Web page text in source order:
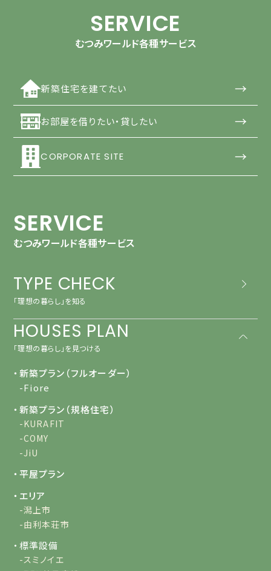
SERVICE
むつみワールド各種サービス
新築住宅を建てたい →
お部屋を借りたい・貸したい →
CORPORATE SITE →
SERVICE
むつみワールド各種サービス
TYPE CHECK
「理想の暮らし」を知る
HOUSES PLAN
「理想の暮らし」を見つける
・新築プラン（フルオーダー）
-Fiore
・新築プラン（規格住宅）
-KURAFIT
-COMY
-JiU
・平屋プラン
・エリア
-潟上市
-由利本荘市
・標準設備
-スミノイエ